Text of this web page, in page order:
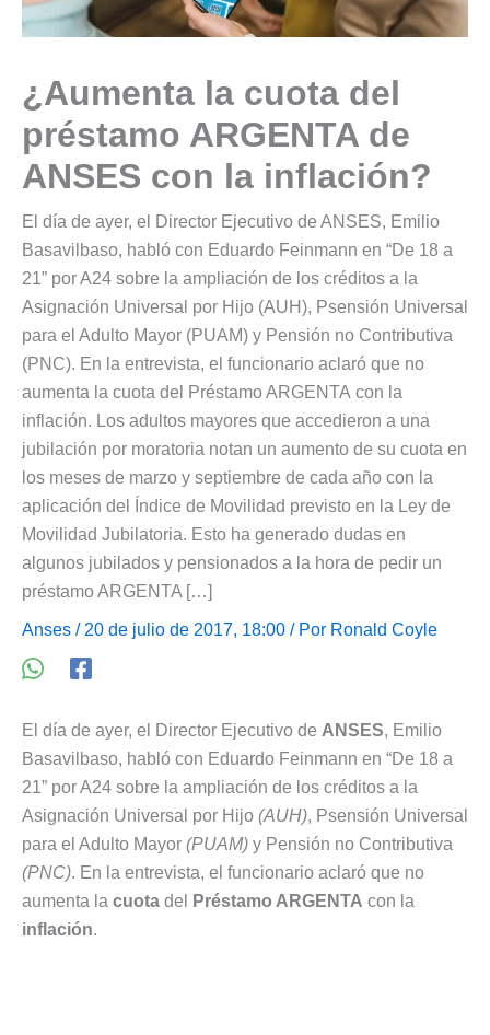
¿Aumenta la cuota del
préstamo ARGENTA de
ANSES con la inflación?
El día de ayer, el Director Ejecutivo de ANSES, Emilio
Basavilbaso, habló con Eduardo Feinmann en “De 18 a
21” por A24 sobre la ampliación de los créditos a la
Asignación Universal por Hijo (AUH), Psensión Universal
para el Adulto Mayor (PUAM) y Pensión no Contributiva
(PNC). En la entrevista, el funcionario aclaró que no
aumenta la cuota del Préstamo ARGENTA con la
inflación. Los adultos mayores que accedieron a una
jubilación por moratoria notan un aumento de su cuota en
los meses de marzo y septiembre de cada año con la
aplicación del Índice de Movilidad previsto en la Ley de
Movilidad Jubilatoria. Esto ha generado dudas en
algunos jubilados y pensionados a la hora de pedir un
préstamo ARGENTA […]
Anses / 20 de julio de 2017, 18:00 / Por Ronald Coyle
El día de ayer, el Director Ejecutivo de ANSES, Emilio
Basavilbaso, habló con Eduardo Feinmann en “De 18 a
21” por A24 sobre la ampliación de los créditos a la
Asignación Universal por Hijo (AUH), Psensión Universal
para el Adulto Mayor (PUAM) y Pensión no Contributiva
(PNC). En la entrevista, el funcionario aclaró que no
aumenta la cuota del Préstamo ARGENTA con la
inflación.